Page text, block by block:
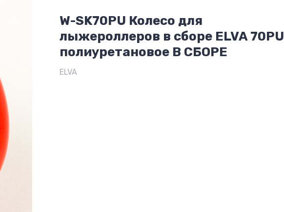
W-SK70PU Колесо для
лыжероллеров в сборе ELVA 70PU
полиуретановое В СБОРЕ
ELVA